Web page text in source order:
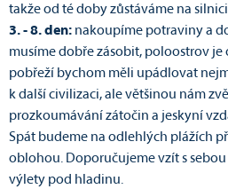
takže od té doby zůstáváme na
3. - 8. den: nakoupíme potraviny a
musíme dobře zásobit, poloostrov je
pobřeží bychom měli upádlovat
k další civilizaci, ale většinou nám
prozkoumávání zátočin a jeskyní
Spát budeme na odlehlých plážích
oblohou. Doporučujeme vzít s
výlety pod hladinu.